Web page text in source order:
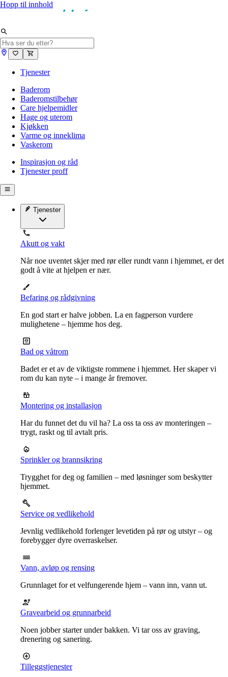
Hopp til innhold
Tjenester
Baderom
Baderomstilbehør
Care hjelpemidler
Hage og uterom
Kjøkken
Varme og inneklima
Vaskerom
Inspirasjon og råd
Tjenester proff
Tjenester
Akutt og vakt
Når noe uventet skjer med rør eller rundt vann i hjemmet, er det
godt å vite at hjelpen er nær.
Befaring og rådgivning
En god start er halve jobben. La en fagperson vurdere
mulighetene – hjemme hos deg.
Bad og våtrom
Badet er et av de viktigste rommene i hjemmet. Her skaper vi
rom du kan nyte – i mange år fremover.
Montering og installasjon
Har du funnet det du vil ha? La oss ta oss av monteringen –
trygt, raskt og til avtalt pris.
Sprinkler og brannsikring
Trygghet for deg og familien – med løsninger som beskytter
hjemmet.
Service og vedlikehold
Jevnlig vedlikehold forlenger levetiden på rør og utstyr – og
forebygger dyre overraskelser.
Vann, avløp og rensing
Grunnlaget for et velfungerende hjem – vann inn, vann ut.
Gravearbeid og grunnarbeid
Noen jobber starter under bakken. Vi tar oss av graving,
drenering og sanering.
Tilleggstjenester